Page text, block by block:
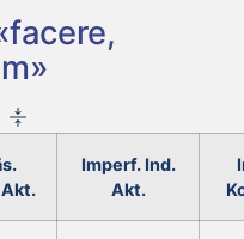
Akt.
Imperf. Ind.
Akt.